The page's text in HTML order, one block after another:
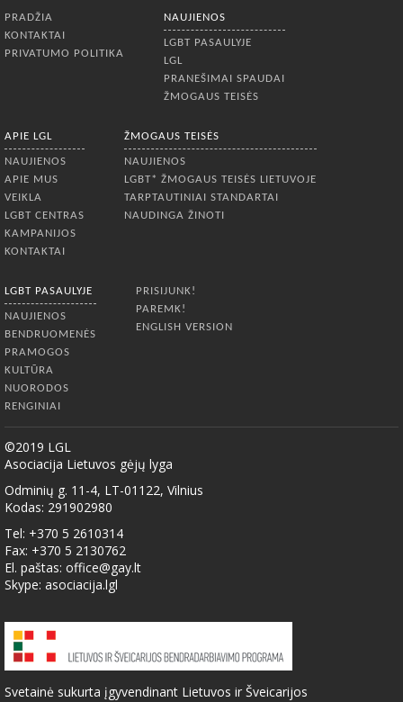
PRADŽIA
KONTAKTAI
PRIVATUMO POLITIKA
NAUJIENOS
LGBT PASAULYJE
LGL
PRANEŠIMAI SPAUDAI
ŽMOGAUS TEISĖS
APIE LGL
NAUJIENOS
APIE MUS
VEIKLA
LGBT CENTRAS
KAMPANIJOS
KONTAKTAI
ŽMOGAUS TEISĖS
NAUJIENOS
LGBT* ŽMOGAUS TEISĖS LIETUVOJE
TARPTAUTINIAI STANDARTAI
NAUDINGA ŽINOTI
LGBT PASAULYJE
NAUJIENOS
BENDRUOMENĖS
PRAMOGOS
KULTŪRA
NUORODOS
RENGINIAI
PRISIJUNK!
PAREMK!
ENGLISH VERSION
©2019 LGL
Asociacija Lietuvos gėjų lyga
Odminių g. 11-4, LT-01122, Vilnius
Kodas: 291902980
Tel: +370 5 2610314
Fax: +370 5 2130762
El. paštas: office@gay.lt
Skype: asociacija.lgl
Svetainė sukurta įgyvendinant Lietuvos ir Šveicarijos